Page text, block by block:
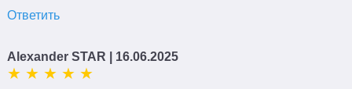
Ответить
Alexander STAR | 16.06.2025